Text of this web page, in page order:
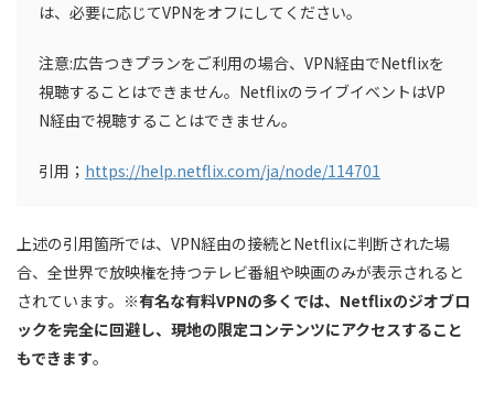
は、必要に応じてVPNをオフにしてください。
注意:広告つきプランをご利用の場合、VPN経由でNetflixを
視聴することはできません。NetflixのライブイベントはVP
N経由で視聴することはできません。
引用； https://help.netflix.com/ja/node/114701
上述の引用箇所では、VPN経由の接続とNetflixに判断された場
合、全世界で放映権を持つテレビ番組や映画のみが表示されると
されています。 ※有名な有料VPNの多くでは、Netflixのジオブロ
ックを完全に回避し、現地の限定コンテンツにアクセスすること
もできます。